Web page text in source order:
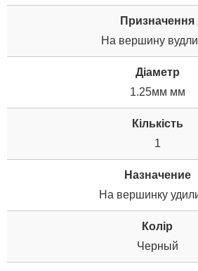
Призначення
На вершину
Діаметр
1.25мм мм
Кількість
1
Назначение
На вершинку
Колір
Черный